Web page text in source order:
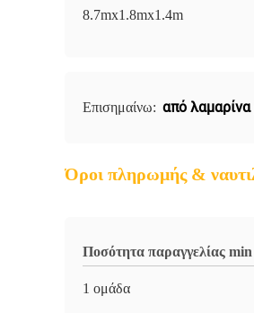
8.7mx1.8mx1.4m
Επισημαίνω: από
Όροι πληρωμής &
Ποσότητα παραγγελίας min
1 ομάδα